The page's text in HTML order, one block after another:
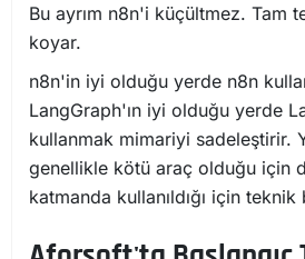
Bu ayrım n8n'i küçültmez. Tam
koyar.
n8n'in iyi olduğu yerde n8n
LangGraph'ın iyi olduğu yerde
kullanmak mimariyi sadeleştirir.
genellikle kötü araç olduğu için
katmanda kullanıldığı için